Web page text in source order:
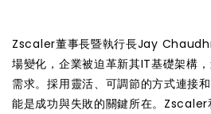
Zscaler董事長暨執行長Jay
場變化，企業被迫革新其IT基礎架構
需求。採用靈活、可調節的方式連接
能是成功與失敗的關鍵所在。